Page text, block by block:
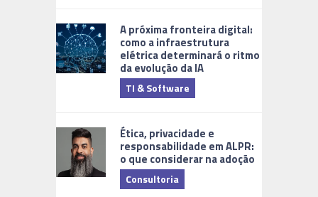
A próxima fronteira digital:
como a infraestrutura
elétrica determinará o ritmo
da evolução da IA
TI & Software
Ética, privacidade e
responsabilidade em ALPR:
o que considerar na adoção
Consultoria